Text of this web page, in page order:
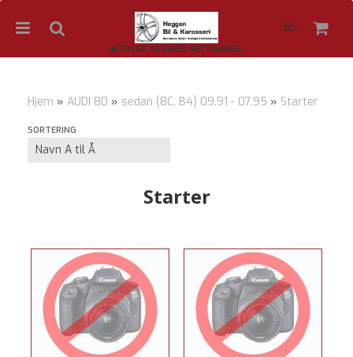
0,-
TRYGG OG ENKEL NETTHANDEL!
Hjem » AUDI 80 » sedan (8C, B4) 09.91 - 07.95 » Starter
SORTERING
Starter